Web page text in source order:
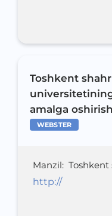
Toshkent
amalga
WEBSTER
Manzil: Toshkent
http://